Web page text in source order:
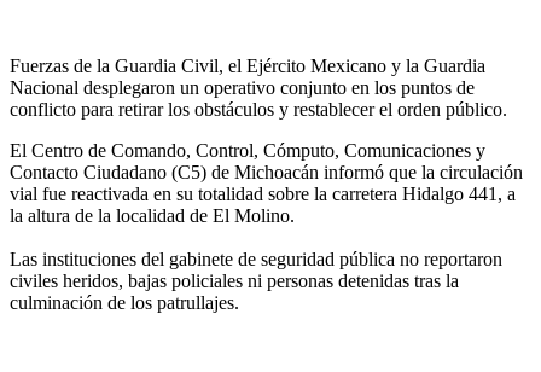
Fuerzas de la Guardia Civil, el Ejército Mexicano y la Guardia
Nacional desplegaron un operativo conjunto en los puntos de
conflicto para retirar los obstáculos y restablecer el orden público.
El Centro de Comando, Control, Cómputo, Comunicaciones y
Contacto Ciudadano (C5) de Michoacán informó que la circulación
vial fue reactivada en su totalidad sobre la carretera Hidalgo 441, a
la altura de la localidad de El Molino.
Las instituciones del gabinete de seguridad pública no reportaron
civiles heridos, bajas policiales ni personas detenidas tras la
culminación de los patrullajes.